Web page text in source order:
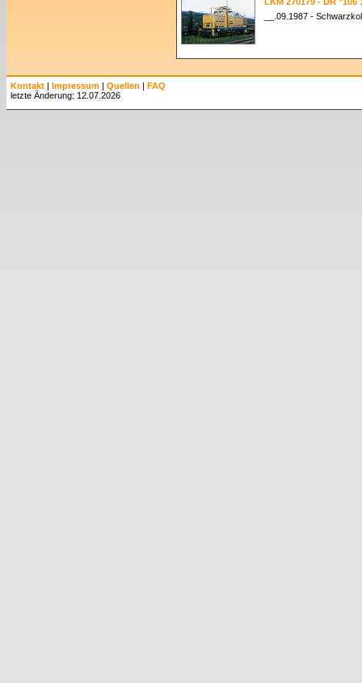
__.09.1987 -
Kontakt | Impressum | Quellen | FAQ
letzte Änderung: 12.07.2026